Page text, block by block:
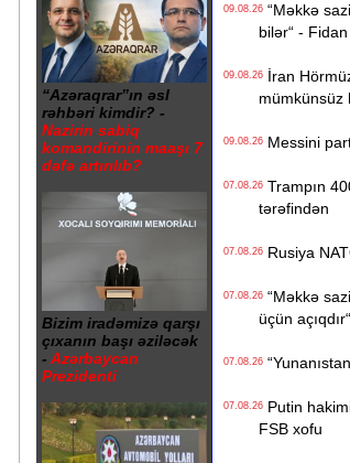
“Azəraqrar”ın əsl
rəhbəri kimdir? -
Nazirin sabiq
komandirinin maaşı 7
dəfə artırılıb?
Bizim iradəmizə qarşı
çıxanın başı əziləcək
- Azərbaycan
Prezidenti
09.08.26“Məkkə
bilər“ - Fidan
09.08.26İran
mümkünsüz
09.08.26Messini
07.08.26Trampın
tərəfindən
07.08.26Rusiya
07.08.26“Məkkə
üçün
07.08.26
07.08.26Putin
FSB xofu